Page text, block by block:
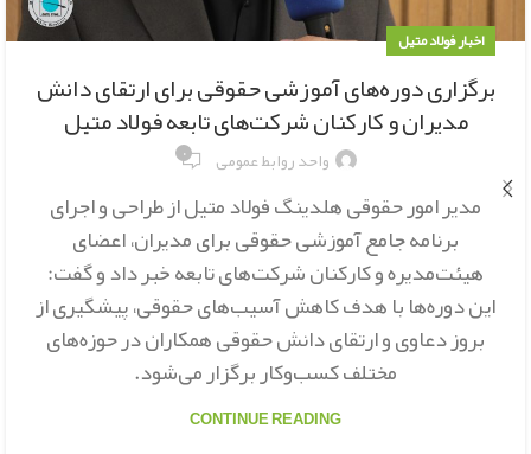
اخبار فولاد متیل
برگزاری دوره‌های آموزشی حقوقی برای ارتقای دانش
مدیران و کارکنان شرکت‌های تابعه فولاد متیل
واحد روابط عمومی ۰
مدیر امور حقوقی هلدینگ فولاد متیل از طراحی و اجرای
برنامه جامع آموزشی حقوقی برای مدیران، اعضای
هیئت‌مدیره و کارکنان شرکت‌های تابعه خبر داد و گفت:
این دوره‌ها با هدف کاهش آسیب‌های حقوقی، پیشگیری از
بروز دعاوی و ارتقای دانش حقوقی همکاران در حوزه‌های
مختلف کسب‌وکار برگزار می‌شود.
CONTINUE READING